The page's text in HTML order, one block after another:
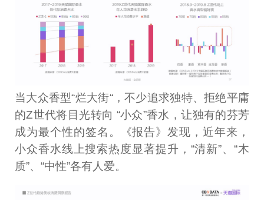
当大众香型“烂大街“，不少追求独特、拒绝平庸
的Z世代将目光转向 “小众”香水，让独有的芬芳
成为最个性的签名。《报告》发现，近年来，
小众香水线上搜索热度显著提升，“清新”、“木
质”、“中性”各有人爱。